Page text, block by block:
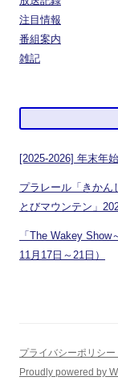
注目情報
番組案内
雑記
[2025-2026] 年末年
プラレール「きかん
とびマウンテン」
「The Wakey
11月17日～21日）
プライバシーポリシ
Proudly powered by